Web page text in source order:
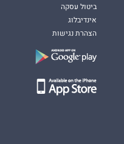
ביטול עסקה
אינדיבלוג
הצהרת נגישות